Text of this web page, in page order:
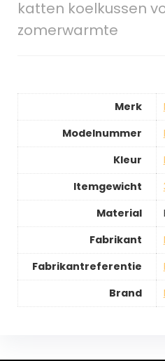
katten koelkussen
zomerwarmte
Merk
Modelnummer
Kleur
Itemgewicht
Material
Fabrikant
Fabrikantreferentie
Brand